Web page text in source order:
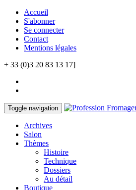
Accueil
S'abonner
Se connecter
Contact
Mentions légales
+ 33 (0)3 20 83 13 17]
Toggle navigation
Archives
Salon
Thèmes
Histoire
Technique
Dossiers
Au détail
Boutique